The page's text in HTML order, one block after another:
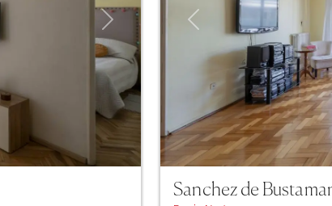
Next Previous
Sanchez de